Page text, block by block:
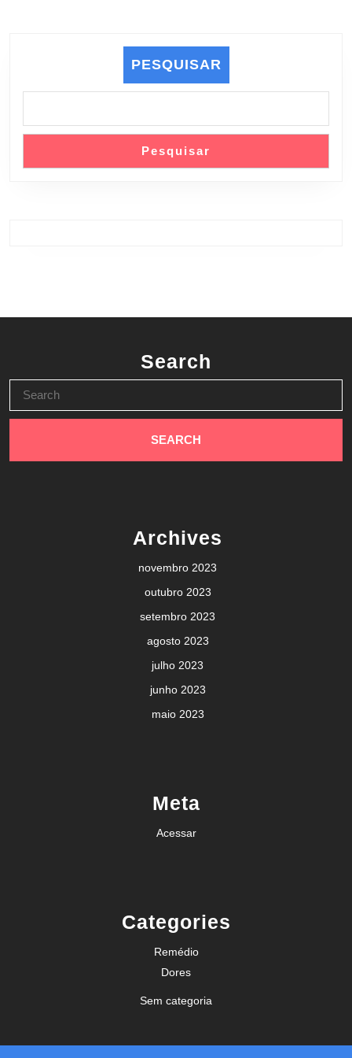
PESQUISAR
Pesquisar
Search
for:
Archives
novembro 2023
outubro 2023
setembro 2023
agosto 2023
julho 2023
junho 2023
maio 2023
Meta
Acessar
Categories
Remédio
Dores
Sem categoria